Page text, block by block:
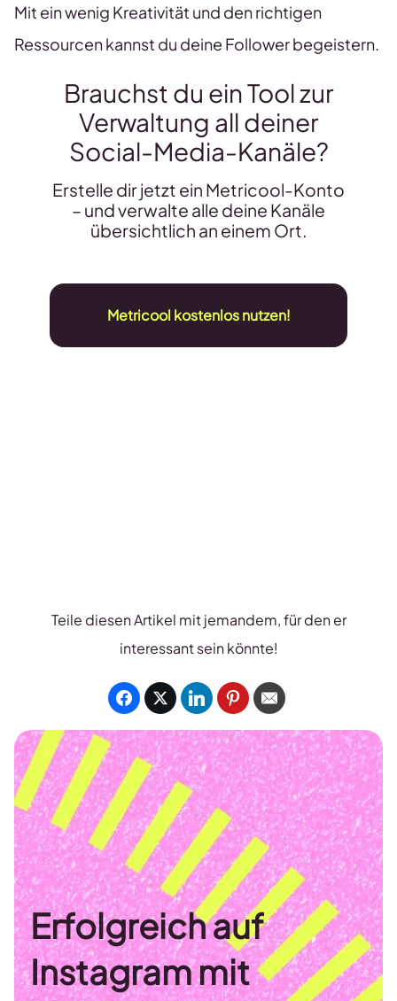
Mit ein wenig Kreativität und den richtigen
Ressourcen kannst du deine Follower begeistern.
Brauchst du ein Tool zur
Verwaltung all deiner
Social-Media-Kanäle?
Erstelle dir jetzt ein Metricool-Konto
– und verwalte alle deine Kanäle
übersichtlich an einem Ort.
Metricool kostenlos nutzen!
Teile diesen Artikel mit jemandem, für den er
interessant sein könnte!
Erfolgreich auf
Instagram mit